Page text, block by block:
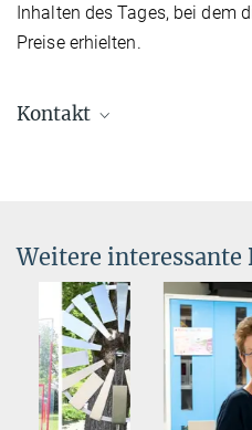
Inhalten des Tages, bei dem
Preise erhielten.
Kontakt
silke.staehler-schoepf@...
Charlotte Huber
Presse- und Öffentlichkeitsarbeit
+49 89 32905-672
charlotte.huber@...
Max-Planck-Institut für
Weitere interessante